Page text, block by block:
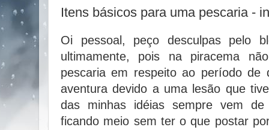
Itens básicos para uma pescaria -
Oi pessoal, peço desculpas pelo
ultimamente, pois na piracema
pescaria em respeito ao período de
aventura devido a uma lesão que
das minhas idéias sempre vem
ficando meio sem ter o que postar